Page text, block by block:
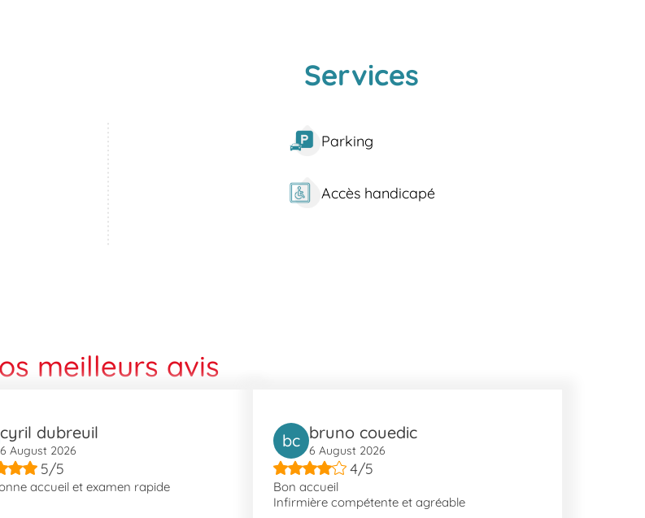
s'offrent à vous. Nous sommes facilement accessibles via le bus 2 à l'arrêt Parc Saint-Agathe et
en train, les lignes K et TER vous amènent directement à Crépy-en-Valois. Enfin, le bus ligne 1 vous
Services
Parking
Accès handicapé
meilleurs avis
cyril dubreuil
6 August 2026
5/5
accueil et examen rapide
bc bruno couedic
6 August 2026
4/5
Bon accueil
Infirmière compétente et agréable